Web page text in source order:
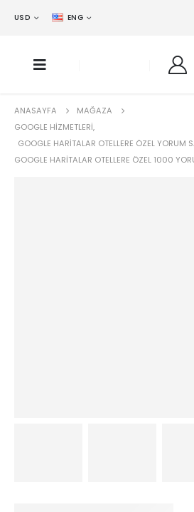
USD ENG
ANASAYFA
MAĞAZA
GOOGLE HIZMETLERI,
GOOGLE HARITALAR OTELLERE ÖZEL YORUM
GOOGLE HARITALAR OTELLERE ÖZEL 1000